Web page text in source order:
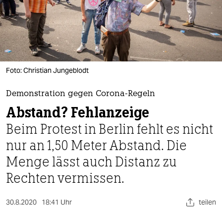
öko
gesellschaft
kultur
sport
berlin
nord
wahrheit
verlag
verlag
veranstaltungen
Foto: Christian Jungeblodt
Demonstration gegen Corona-Regeln
Abstand? Fehlanzeige
Beim Protest in Berlin fehlt es nicht
nur an 1,50 Meter Abstand. Die
Menge lässt auch Distanz zu
Rechten vermissen.
30.8.2020 18:41 Uhr teilen